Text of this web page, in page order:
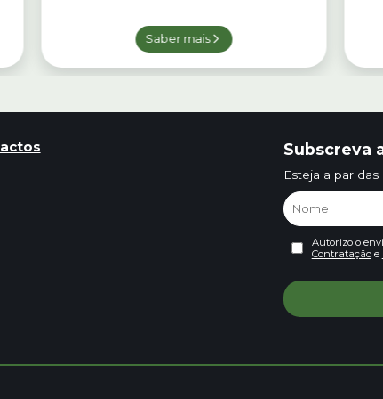
Saber mais
Subscreva
Esteja a par
Autorizo o
Contrataçãoe